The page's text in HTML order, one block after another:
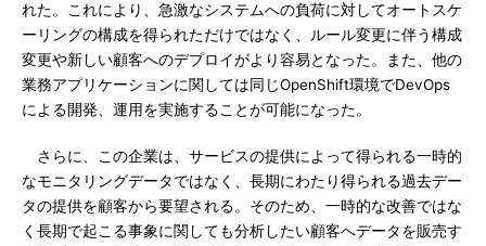
れた。これにより、急激なシステムへの負荷に対してオートスケ
ーリングの構成を得られただけではなく、ルール変更に伴う構成
変更や新しい顧客へのデプロイがより容易となった。また、他の
業務アプリケーションに関しては同じOpenShift環境でDevOps
による開発、運用を実施することが可能になった。
さらに、この企業は、サービスの提供によって得られる一時的
なモニタリングデータではなく、長期にわたり得られる過去デー
タの提供を顧客から要望される。そのため、一時的な改善ではな
く長期で起こる事象に関しても分析したい顧客へデータを販売す